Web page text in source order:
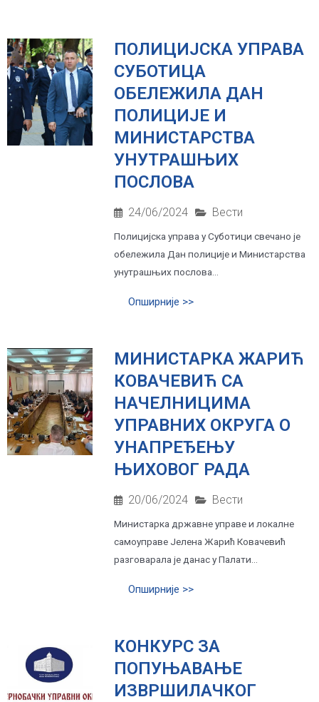
ПОЛИЦИЈСКА УПРАВА
СУБОТИЦА
ОБЕЛЕЖИЛА ДАН
ПОЛИЦИЈЕ И
МИНИСТАРСТВА
УНУТРАШЊИХ
ПОСЛОВА
24/06/2024 Вести
Полицијска управа у Суботици свечано је
обележила Дан полиције и Министарства
унутрашњих послова...
Опширније >>
МИНИСТАРКА ЖАРИЋ
КОВАЧЕВИЋ СА
НАЧЕЛНИЦИМА
УПРАВНИХ ОКРУГА О
УНАПРЕЂЕЊУ
ЊИХОВОГ РАДА
20/06/2024 Вести
Mинистарка државне управе и локалнe
самоуправе Јелена Жарић Ковачевић
разговарала је данас у Палати...
Опширније >>
КОНКУРС ЗА
ПОПУЊАВАЊЕ
ИЗВРШИЛАЧКОГ